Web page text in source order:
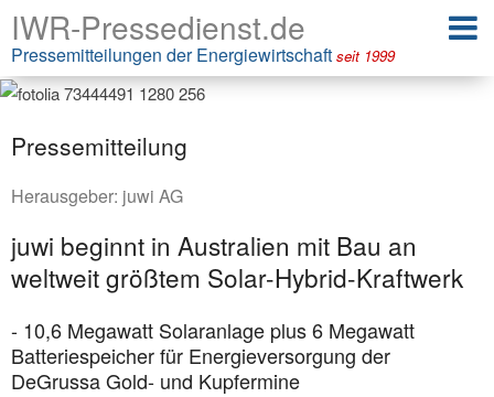
IWR-Pressedienst.de
Pressemitteilungen der Energiewirtschaft seit 1999
Pressemitteilung
Herausgeber: juwi AG
juwi beginnt in Australien mit Bau an
weltweit größtem Solar-Hybrid-Kraftwerk
- 10,6 Megawatt Solaranlage plus 6 Megawatt
Batteriespeicher für Energieversorgung der
DeGrussa Gold- und Kupfermine